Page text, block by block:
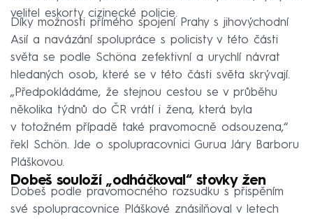
velitel eskorty cizinecké policie.
Díky možnosti přímého spojení Prahy s jihovýchodní
Asií a navázání spolupráce s policisty v této části
světa se podle Schöna zefektivní a urychlí návrat
hledaných osob, které se v této části světa skrývají.
„Předpokládáme, že stejnou cestou se v průběhu
několika týdnů do ČR vrátí i žena, která byla
v totožném případě také pravomocně odsouzena,“
řekl Schön. Jde o spolupracovnici Gurua Járy Barboru
Pláškovou.
Dobeš souloží „odháčkoval“ stovky žen
Dobeš podle pravomocného rozsudku s přispěním
své spolupracovnice Pláškové znásilňoval v letech